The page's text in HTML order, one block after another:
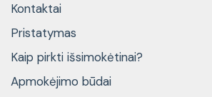
Kontaktai
Pristatymas
Kaip pirkti išsimokėtinai?
Apmokėjimo būdai